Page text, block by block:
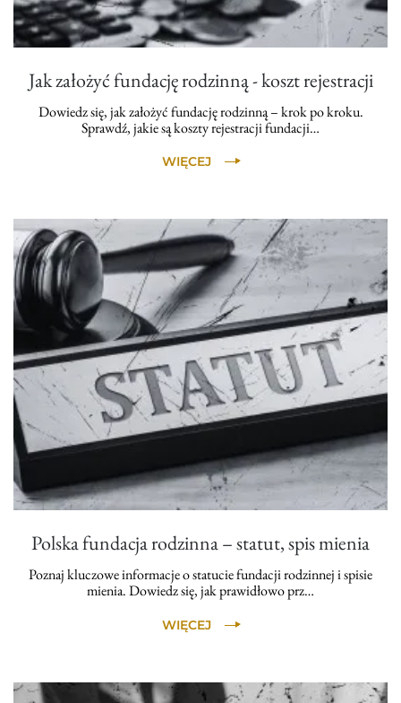
Jak założyć fundację rodzinną - koszt rejestracji
Dowiedz się, jak założyć fundację rodzinną – krok po kroku.
Sprawdź, jakie są koszty rejestracji fundacji…
WIĘCEJ
Polska fundacja rodzinna – statut, spis mienia
Poznaj kluczowe informacje o statucie fundacji rodzinnej i spisie
mienia. Dowiedz się, jak prawidłowo prz…
WIĘCEJ